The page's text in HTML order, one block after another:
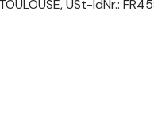
USt-IdNr.: